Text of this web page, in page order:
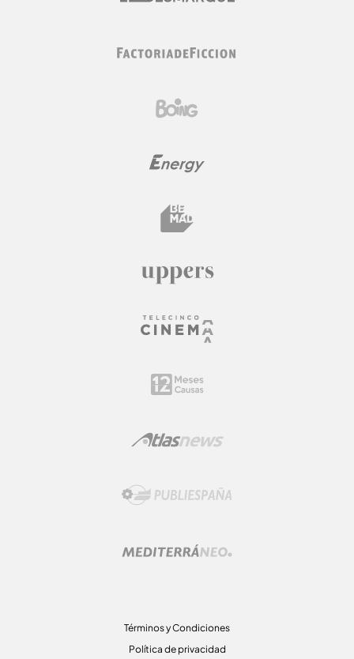
Términos y Condiciones
Política de privacidad